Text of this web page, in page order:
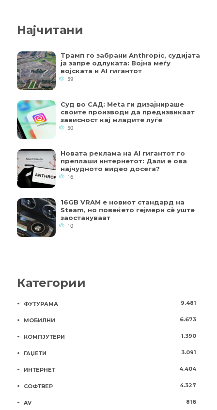
Најчитани
Трамп го забрани Anthropic, судијата
ја запре одлуката: Војна меѓу
војската и AI гигантот
59
Суд во САД: Meta ги дизајнираше
своите производи да предизвикаат
зависност кај младите луѓе
50
Новата реклама на AI гигантот го
преплаши интернетот: Дали е ова
најчудното видео досега?
16
16GB VRAM е новиот стандард на
Steam, но повеќето гејмери ​​сè уште
заостануваат
10
Категории
ФУТУРАМА 9.481
МОБИЛНИ 6.673
КОМПЈУТЕРИ 1.390
ГАЏЕТИ 3.091
ИНТЕРНЕТ 4.404
СОФТВЕР 4.327
AV 816